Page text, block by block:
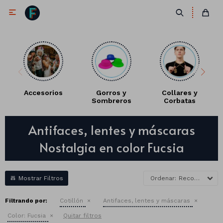

Accesorios
Gorros y
Sombreros
Collares y
Corbatas
Antifaces, lentes y máscaras
Nostalgia en color Fucsia
Recomendados
Filtrando por: Cotillón Antifaces, lentes y máscaras
Color: Fucsia Quitar filtros
Antifaces
Lentes
Corbatas
Collares
Gorros
Vinchas